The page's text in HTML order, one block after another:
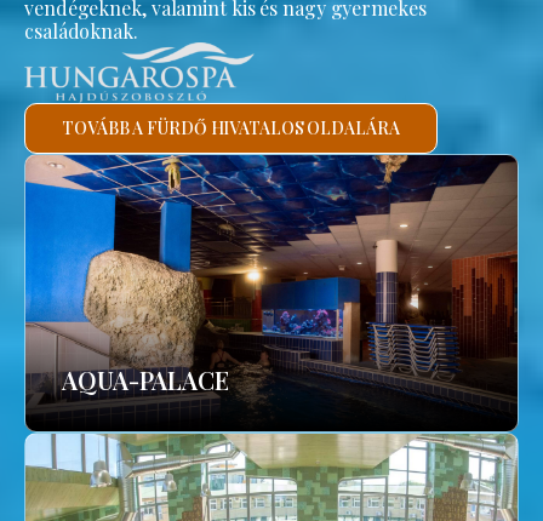
vendégeknek, valamint kis és nagy gyermekes
családoknak.
TOVÁBB A FÜRDŐ HIVATALOS OLDALÁRA
AQUA-PALACE